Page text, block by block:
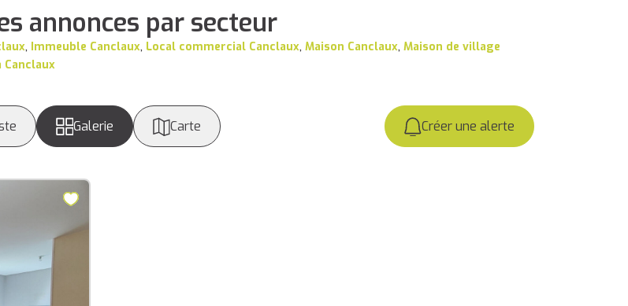
annonces par secteur
, Immeuble Canclaux, Local commercial Canclaux,Maison Canclaux,Maison de village
Canclaux
Créer une alerte
Galerie Carte